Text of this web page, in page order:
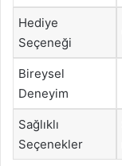
Hediye
Seçeneği
Bireysel
Deneyim
Sağlıklı
Seçenekler